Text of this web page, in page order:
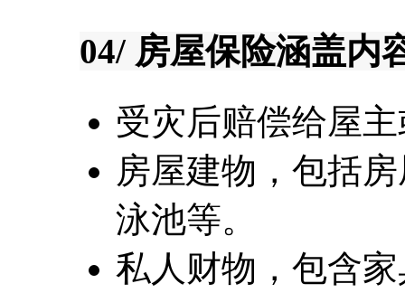
04/ 房屋保险涵盖内
受灾后赔偿给屋
房屋建物，包括
泳池等。
私人财物，包含